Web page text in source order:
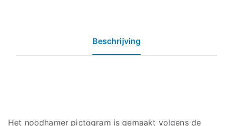
Beschrijving
Het noodhamer pictogram is gemaakt volgens de